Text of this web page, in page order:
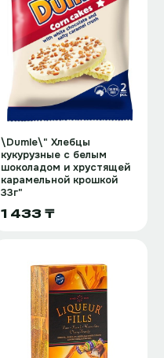
\Dumle\" Хлебцы
кукурузные с белым
шоколадом и хрустящей
карамельной крошкой
33г"
1 433 ₸